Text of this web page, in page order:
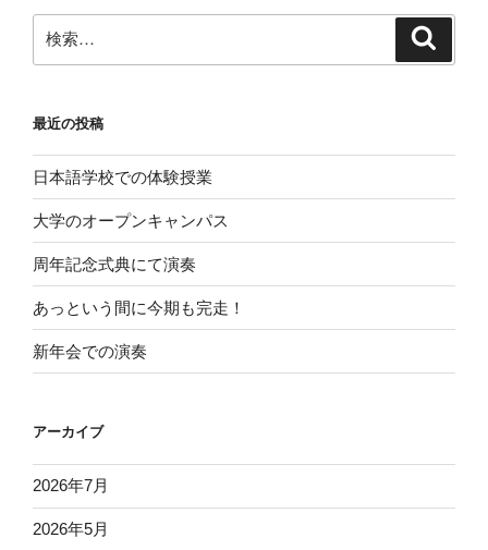
最近の投稿
日本語学校での体験授業
大学のオープンキャンパス
周年記念式典にて演奏
あっという間に今期も完走！
新年会での演奏
アーカイブ
2026年7月
2026年5月